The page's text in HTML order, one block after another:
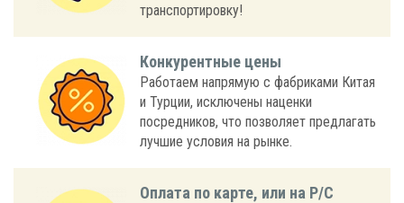
транспортировку!
Конкурентные цены
Работаем напрямую с фабриками Китая
и Турции, исключены наценки
посредников, что позволяет предлагать
лучшие условия на рынке.
Оплата по карте, или на Р/С